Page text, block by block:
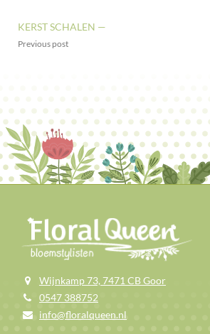
KERST SCHALEN —
Previous post
Wijnkamp 73, 7471 CB Goor
0547 388752
info@floralqueen.nl